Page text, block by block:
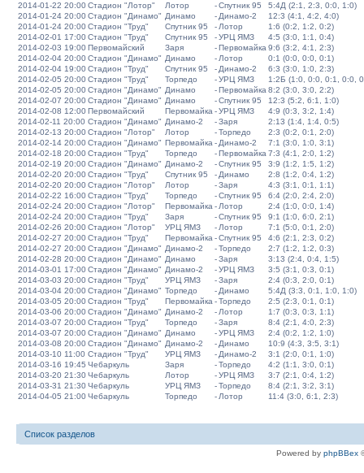
2014-01-22 20:00Стадион "Лотор" Лотор -Спутник 95
5:4Д (2:1, 2:3, 0:0, 1:0)
2014-01-24 20:00Стадион "Динамо" Динамо - Динамо-2
12:3 (4:1, 4:2, 4:0)
2014-01-24 20:00Стадион "Труд" Спутник 95 - Лотор
1:6 (0:2, 1:2, 0:2)
2014-02-01 17:00Стадион "Труд" Спутник 95 -УРЦ ЯМЗ
4:5 (3:0, 1:1, 0:4)
2014-02-03 19:00Первомайский Заря -Первомайка 9:6 (3:2, 4:1, 2:3)
2014-02-04 20:00Стадион "Динамо" Динамо - Лотор
0:1 (0:0, 0:0, 0:1)
2014-02-04 19:00Стадион "Труд" Спутник 95 - Динамо-2
6:3 (3:0, 1:0, 2:3)
2014-02-05 20:00Стадион "Труд" Торпедо -УРЦ ЯМЗ
1:2Б (1:0, 0:0, 0:1, 0:0,
2014-02-05 20:00Стадион "Динамо" Динамо -Первомайка 8:2 (3:0, 3:0, 2:2)
2014-02-07 20:00Стадион "Динамо" Динамо -Спутник 95
12:3 (5:2, 6:1, 1:0)
2014-02-08 12:00Первомайский Первомайка -УРЦ ЯМЗ
4:9 (0:3, 3:2, 1:4)
2014-02-11 20:00 Стадион "Динамо" Динамо-2 -Заря
2:13 (1:4, 1:4, 0:5)
2014-02-13 20:00Стадион "Лотор" Лотор -Торпедо
2:3 (0:2, 0:1, 2:0)
2014-02-14 20:00Стадион "Динамо" Первомайка - Динамо-2
7:1 (3:0, 1:0, 3:1)
2014-02-18 20:00Стадион "Труд" Торпедо -Первомайка 7:3 (4:1, 2:0, 1:2)
2014-02-19 20:00Стадион "Динамо" Динамо-2 -Спутник 95
3:9 (1:2, 1:5, 1:2)
2014-02-20 20:00Стадион "Труд" Спутник 95 - Динамо
2:8 (1:2, 0:4, 1:2)
2014-02-20 20:00Стадион "Лотор" Лотор -Заря
4:3 (3:1, 0:1, 1:1)
2014-02-22 16:00Стадион "Труд" Торпедо -Спутник 95
6:4 (2:0, 2:4, 2:0)
2014-02-24 20:00Стадион "Лотор" Первомайка - Лотор
2:4 (1:0, 0:0, 1:4)
2014-02-24 20:00Стадион "Труд" Заря -Спутник 95
9:1 (1:0, 6:0, 2:1)
2014-02-26 20:00Стадион "Лотор" УРЦ ЯМЗ - Лотор
7:1 (5:0, 0:1, 2:0)
2014-02-27 20:00Стадион "Труд" Первомайка -Спутник 95
4:6 (2:1, 2:3, 0:2)
2014-02-27 20:00Стадион "Динамо" Динамо-2 -Торпедо
2:7 (1:2, 1:2, 0:3)
2014-02-28 20:00Стадион "Динамо" Динамо -Заря
3:13 (2:4, 0:4, 1:5)
2014-03-01 17:00Стадион "Динамо" Динамо-2 -УРЦ ЯМЗ
3:5 (3:1, 0:3, 0:1)
2014-03-03 20:00Стадион "Труд" УРЦ ЯМЗ -Заря
2:4 (0:3, 2:0, 0:1)
2014-03-04 20:00Стадион "Динамо" Торпедо - Динамо
5:4Д (3:3, 0:1, 1:0, 1:0)
2014-03-05 20:00Стадион "Труд" Первомайка -Торпедо
2:5 (2:3, 0:1, 0:1)
2014-03-06 20:00Стадион "Динамо" Динамо-2 - Лотор
1:7 (0:3, 0:3, 1:1)
2014-03-07 20:00Стадион "Труд" Торпедо -Заря
8:4 (2:1, 4:0, 2:3)
2014-03-07 20:00Стадион "Динамо" Динамо -УРЦ ЯМЗ
2:4 (0:2, 1:2, 1:0)
2014-03-08 20:00Стадион "Динамо" Динамо-2 - Динамо
10:9 (4:3, 3:5, 3:1)
2014-03-10 11:00 Стадион "Труд" УРЦ ЯМЗ - Динамо-2
3:1 (2:0, 0:1, 1:0)
2014-03-16 19:45 Чебаркуль Заря -Торпедо
4:2 (1:1, 3:0, 0:1)
2014-03-20 21:30Чебаркуль Лотор -УРЦ ЯМЗ
3:7 (2:1, 0:4, 1:2)
2014-03-31 21:30Чебаркуль УРЦ ЯМЗ -Торпедо
8:4 (2:1, 3:2, 3:1)
2014-04-05 21:00Чебаркуль Торпедо - Лотор 11:4 (3:0, 6:1, 2:3)
Список разделов
Powered by phpBBex